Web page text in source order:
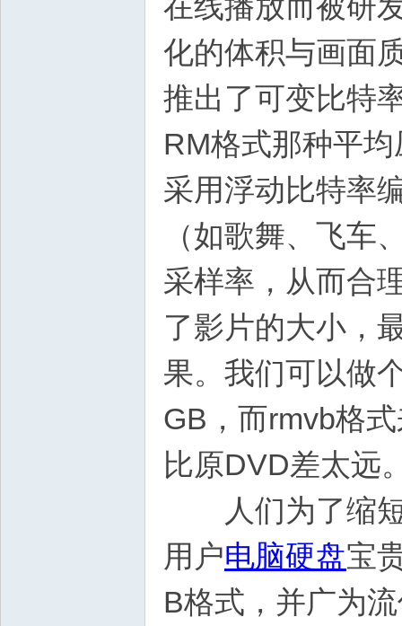
化的体积与画面
推出了可变比特
RM格式那种平
采用浮动比特率
（如歌舞、飞车
采样率，从而合
了影片的大小，
果。我们可以做
GB，而rmvb格
比原DVD差太远
人们为了缩短
用户电脑硬盘宝
B格式，并广为